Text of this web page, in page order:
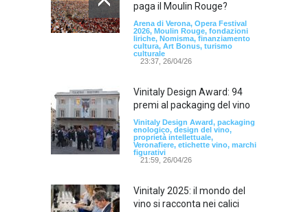
paga il Moulin Rouge?
Arena di Verona, Opera Festival
2026, Moulin Rouge, fondazioni
liriche, Nomisma, finanziamento
cultura, Art Bonus, turismo
culturale
23:37, 26/04/26
Vinitaly Design Award: 94
premi al packaging del vino
Vinitaly Design Award, packaging
enologico, design del vino,
proprietà intellettuale,
Veronafiere, etichette vino, marchi
figurativi
21:59, 26/04/26
Vinitaly 2025: il mondo del
vino si racconta nei calici